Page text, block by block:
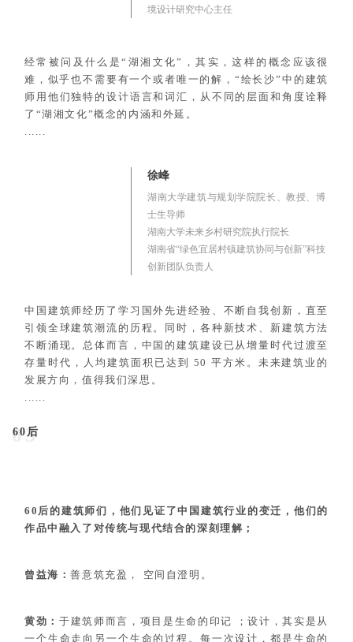
境设计研究中心主任
经常被问及什么是“湖湘文化”，其实，这样的概念应该很
难，似乎也不需要有一个或者唯一的解，“绘长沙”中的建筑
师用他们独特的设计语言和词汇，从不同的层面和角度诠释
了“湖湘文化”概念的内涵和外延。
......
徐峰
湖南大学建筑与规划学院院长、教授、博
士生导师
湖南大学未来乡村研究院执行院长
湖南省“绿色宜居村镇建筑协同与创新”科技
创新团队负责人
中国建筑师经历了学习国外先进经验、不断自我创新，直至
引领全球建筑潮流的历程。同时，各种新技术、 新建筑方法
不断涌现。总体而言，中国的建筑建设已从增量时代过渡至
存量时代，人均建筑面积已达到 50 平方米。未 来建筑业的
发展方向，值得我们深思。
......
03
60后
60后的建筑师们，他们见证了中国建筑行业的变迁，他们的
作品中融入了对传统与现代结合的深刻理解；
曾益海：善意筑充盈， 空间自澄明。
黄劲：于建筑师而言，项目是生命的印记 ；设计，其实是从
一个生命走向另一个生命的过程。每一次设计，都是生命的